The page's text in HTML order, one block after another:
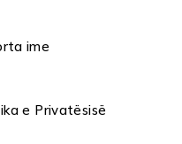
ime
e Privatësisë